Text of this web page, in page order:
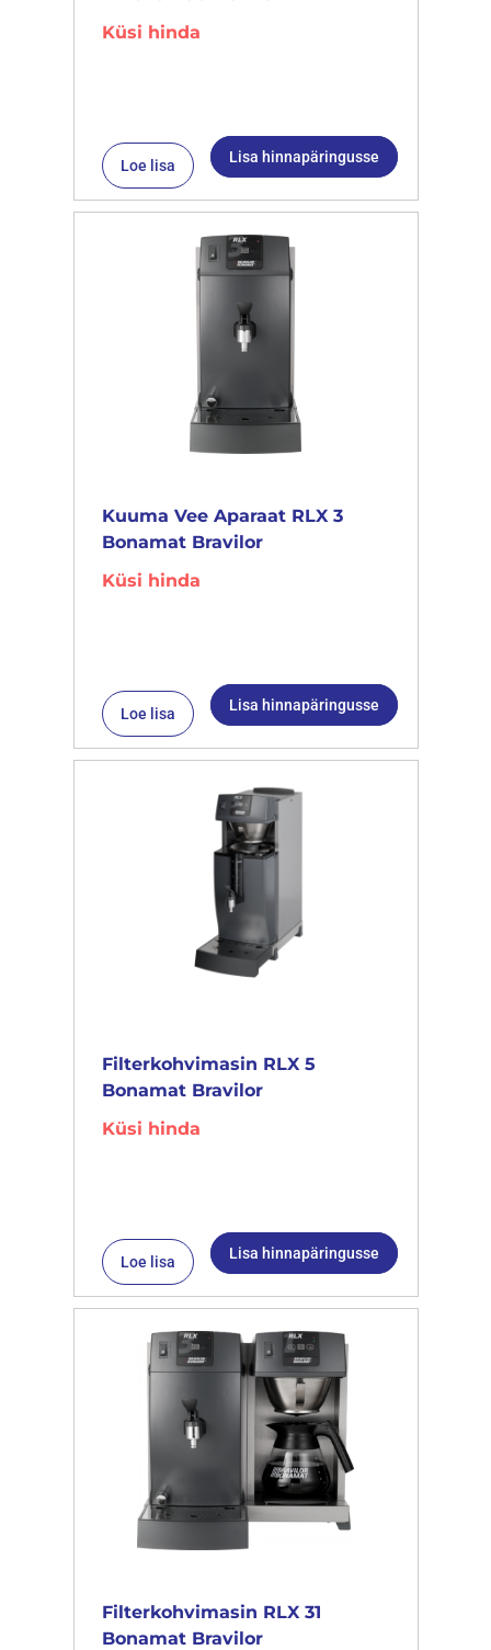
Küsi hinda
Loe lisa Lisa hinnapäringusse
Kuuma Vee Aparaat RLX 3
Bonamat Bravilor
Küsi hinda
Loe lisa Lisa hinnapäringusse
Filterkohvimasin RLX 5
Bonamat Bravilor
Küsi hinda
Loe lisa Lisa hinnapäringusse
Filterkohvimasin RLX 31
Bonamat Bravilor